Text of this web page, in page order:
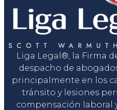
Liga Legal®, la Firma
despacho de
principalmente en los
tránsito y lesiones
compensación laboral